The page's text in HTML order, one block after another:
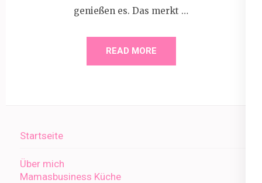
genießen es. Das merkt …
READ MORE
Startseite
Über mich
Mamasbusiness Küche